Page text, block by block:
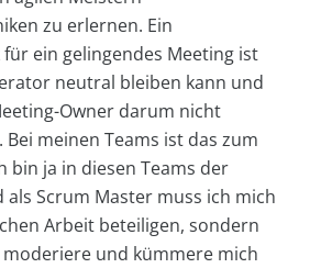
zu erlernen. Ein
ein gelingendes Meeting ist
neutral bleiben kann und
Owner darum nicht
meinen Teams ist das zum
bin ja in diesen Teams der
Scrum Master muss ich mich
Arbeit beteiligen, sondern
moderiere und kümmere mich